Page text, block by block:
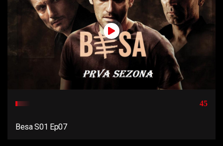
45
Besa S01 Ep07